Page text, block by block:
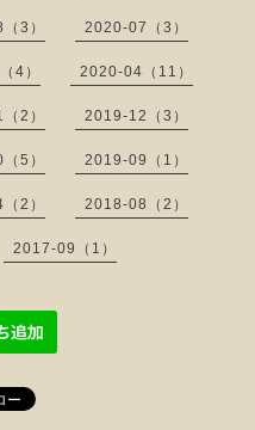
3） 2020-07（3）
4） 2020-04（11）
2） 2019-12（3）
5） 2019-09（1）
2） 2018-08（2）
2017-09（1）